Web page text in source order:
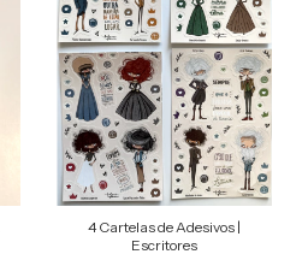
4 Cartelas de Adesivos |
Escritores